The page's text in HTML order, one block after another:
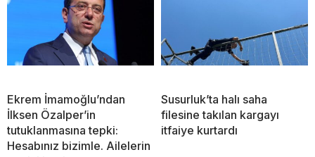
Ekrem İmamoğlu’ndan
İlksen Özalper’in
tutuklanmasına tepki:
Hesabınız bizimle. Ailelerin
Susurluk’ta halı saha
filesine takılan kargayı
itfaiye kurtardı